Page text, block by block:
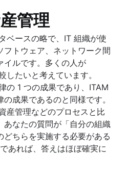
管理
ベースの略で、IT 組織が使
フトウェア、ネットワーク間
イルです。多くの人が
したいと考えています。
の 1 つの成果であり、ITAM
成果であるのと同様です。
産管理などのプロセスと比
あなたの質問が「自分の組織
どちらを実施する必要がある
あれば、答えはほぼ確実に